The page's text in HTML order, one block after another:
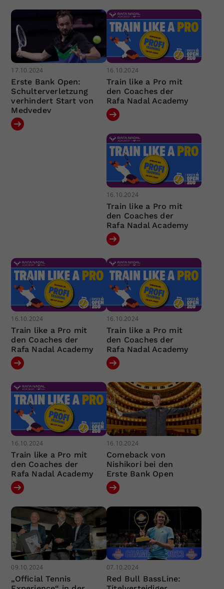
17.10.2024
Erste Bank Open:
Schulterverletzung
verhindert Start von
Medvedev
16.10.2024
Train like a Pro mit
den Coaches der
Rafa Nadal Academy
16.10.2024
Train like a Pro mit
den Coaches der
Rafa Nadal Academy
16.10.2024
Train like a Pro mit
den Coaches der
Rafa Nadal Academy
16.10.2024
Train like a Pro mit
den Coaches der
Rafa Nadal Academy
16.10.2024
Train like a Pro mit
den Coaches der
Rafa Nadal Academy
16.10.2024
Comeback von
Nishikori bei den
Erste Bank Open
09.10.2024
„Official Tennis
07.10.2024
Red Bull BassLine: